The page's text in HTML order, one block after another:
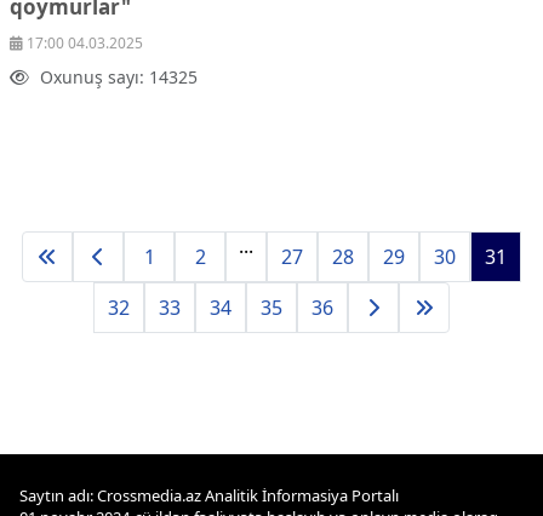
qoymurlar"
17:00 04.03.2025
Oxunuş sayı: 14325
1 2 ... 27 28 29 30
31
32
33 34 35 36
Saytın adı: Crossmedia.az Analitik İnformasiya Portalı